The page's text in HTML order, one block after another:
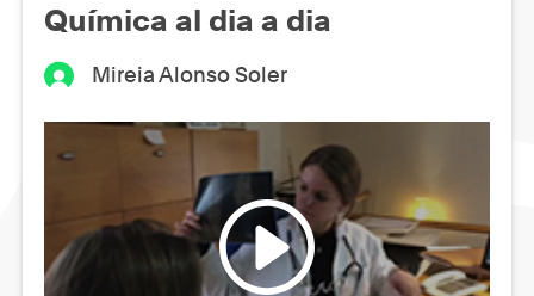
Química al dia a dia
Mireia Alonso Soler